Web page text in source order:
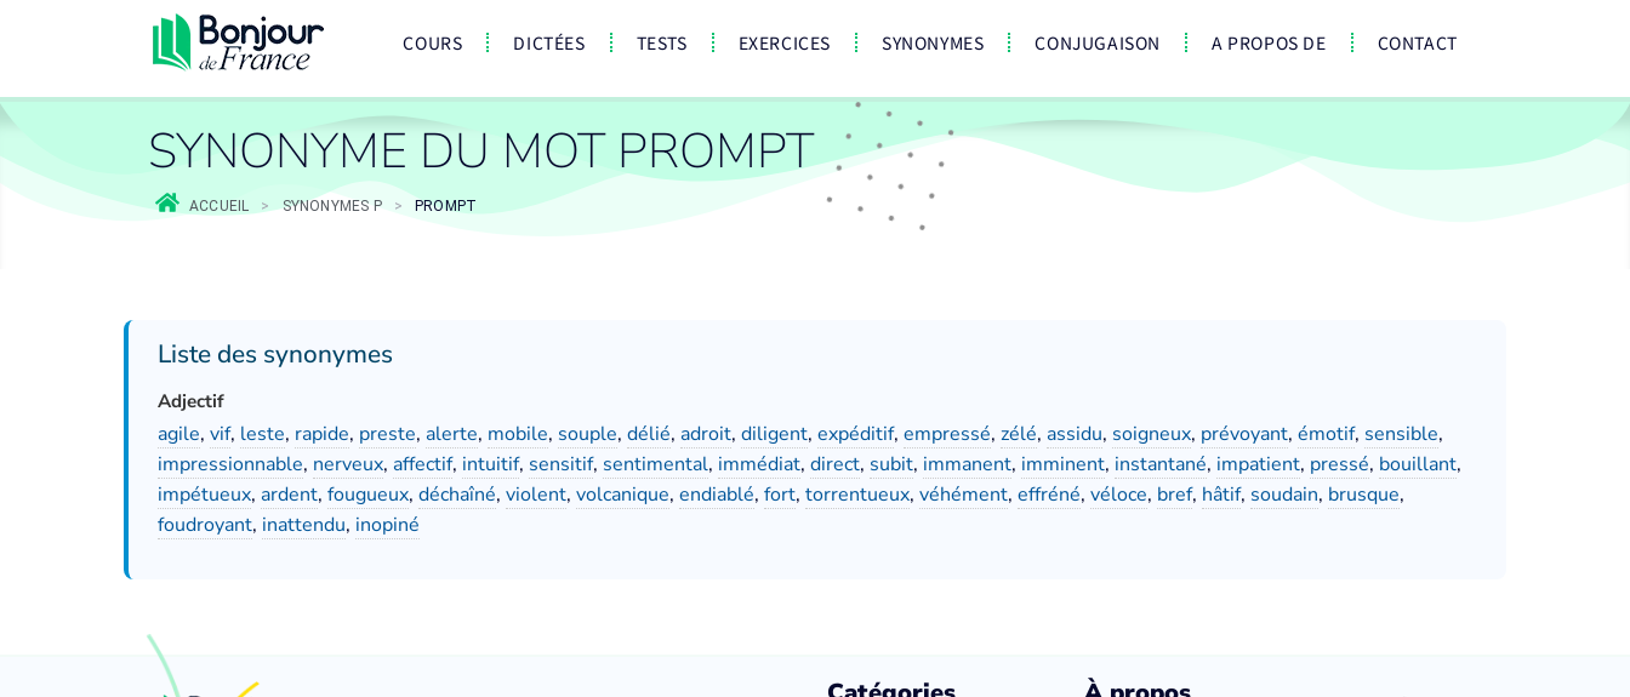
COURS DICTÉES TESTS EXERCICES SYNONYMES CONJUGAISON A PROPOS DE CONTACT
SYNONYME DU MOT PROMPT
ACCUEIL > SYNONYMES P > PROMPT
Liste des synonymes
Adjectif
agile, vif, leste, rapide, preste, alerte, mobile, souple, délié, adroit, diligent, expéditif, empressé, zélé, assidu, soigneux, prévoyant, émotif, sensible,
impressionnable, nerveux, affectif, intuitif, sensitif, sentimental, immédiat, direct, subit, immanent, imminent, instantané, impatient, pressé, bouillant,
impétueux, ardent, fougueux, déchaîné, violent, volcanique, endiablé, fort, torrentueux, véhément, effréné, véloce, bref, hâtif, soudain, brusque,
foudroyant, inattendu, inopiné